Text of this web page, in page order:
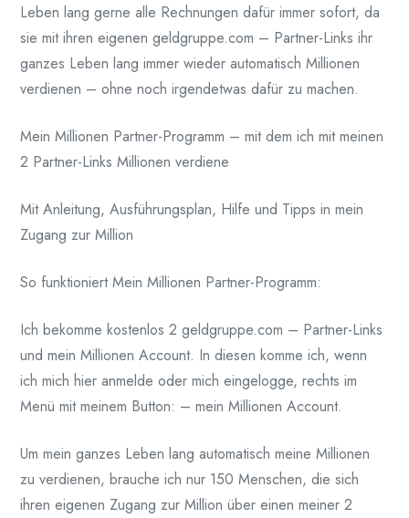
Leben lang gerne alle Rechnungen dafür immer sofort, da
sie mit ihren eigenen geldgruppe.com – Partner-Links ihr
ganzes Leben lang immer wieder automatisch Millionen
verdienen – ohne noch irgendetwas dafür zu machen.
Mein Millionen Partner-Programm – mit dem ich mit meinen
2 Partner-Links Millionen verdiene
Mit Anleitung, Ausführungsplan, Hilfe und Tipps in mein
Zugang zur Million
So funktioniert Mein Millionen Partner-Programm:
Ich bekomme kostenlos 2 geldgruppe.com – Partner-Links
und mein Millionen Account. In diesen komme ich, wenn
ich mich hier anmelde oder mich eingelogge, rechts im
Menü mit meinem Button: – mein Millionen Account.
Um mein ganzes Leben lang automatisch meine Millionen
zu verdienen, brauche ich nur 150 Menschen, die sich
ihren eigenen Zugang zur Million über einen meiner 2